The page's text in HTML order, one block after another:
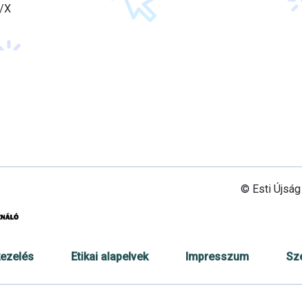
X
© Esti
Etikai alapelvek Impresszum